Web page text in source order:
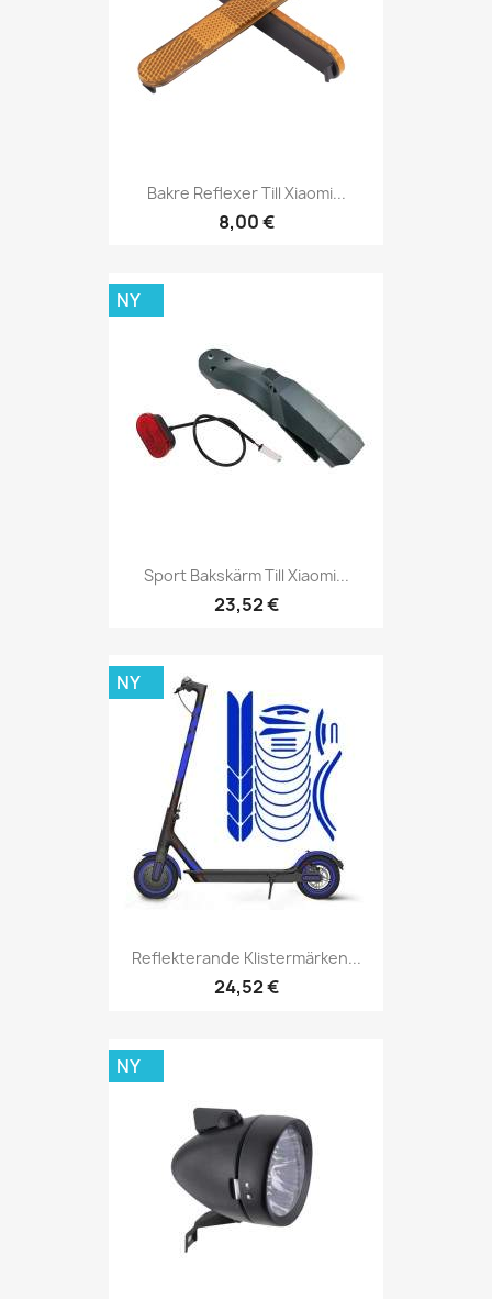
Bakre Reflexer Till Xiaomi...
8,00 €
Sport Bakskärm Till Xiaomi...
23,52 €
NY
Reflekterande Klistermärken...
24,52 €
NY
NY